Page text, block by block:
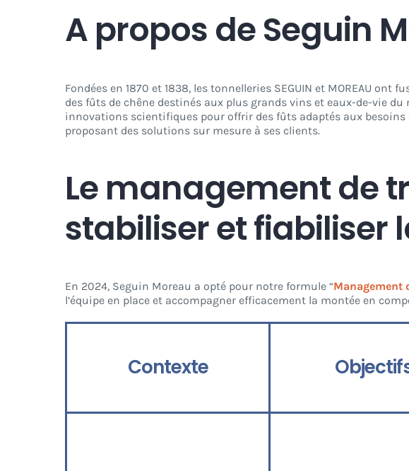
A propos de Seguin
Fondées en 1870 et 1838, les tonnelleries SEGUIN et MOREAU ont
des fûts de chêne destinés aux plus grands vins et eaux-de-vie du
innovations scientifiques pour offrir des fûts adaptés aux
proposant des solutions sur mesure à ses clients.
Le management de
stabiliser et fiabiliser
En 2024, Seguin Moreau a opté pour notre formule “Management
l’équipe en place et accompagner efficacement la montée en
Contexte